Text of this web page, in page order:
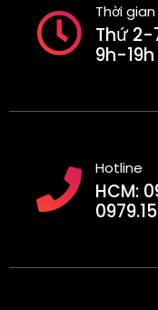
Thời
Thứ 2-
9h-19h
Hotline
HCM: